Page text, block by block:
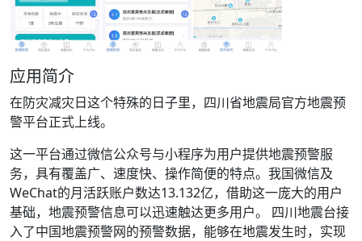
应用简介
在防灾减灾日这个特殊的日子里，四川省地震局官方地震预
警平台正式上线。
这一平台通过微信公众号与小程序为用户提供地震预警服
务，具有覆盖广、速度快、操作简便的特点。我国微信及
WeChat的月活跃账户数达13.132亿，借助这一庞大的用户
基础，地震预警信息可以迅速触达更多用户。 四川地震台接
入了中国地震预警网的预警数据，能够在地震发生时，实现